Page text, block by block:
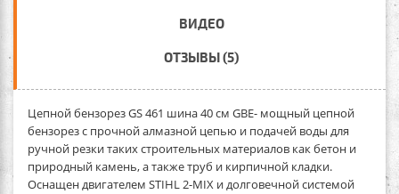
ВИДЕО
ОТЗЫВЫ (5)
Цепной бензорез GS 461 шина 40 см GBE- мощный цепной
бензорез с прочной алмазной цепью и подачей воды для
ручной резки таких строительных материалов как бетон и
природный камень, а также труб и кирпичной кладки.
Оснащен двигателем STIHL 2-MIX и долговечной системой